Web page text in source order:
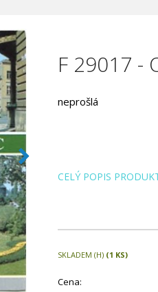
F 29017 -
neprošlá
CELÝ POPIS
SKLADEM (H) (1 KS)
Cena: